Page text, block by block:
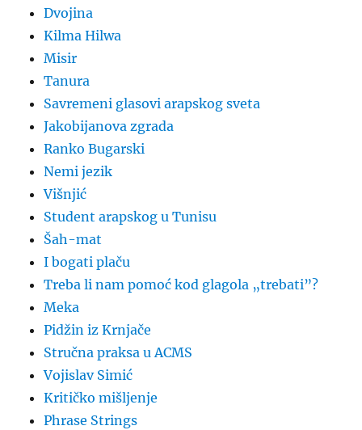
Dvojina
Kilma Hilwa
Misir
Tanura
Savremeni glasovi arapskog sveta
Jakobijanova zgrada
Ranko Bugarski
Nemi jezik
Višnjić
Student arapskog u Tunisu
Šah-mat
I bogati plaču
Treba li nam pomoć kod glagola „trebati”?
Meka
Pidžin iz Krnjače
Stručna praksa u ACMS
Vojislav Simić
Kritičko mišljenje
Phrase Strings